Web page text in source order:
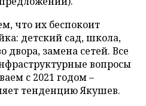
что их беспокоит
детский сад, школа,
двора, замена сетей. Все
вопросы
с 2021 годом –
тенденцию Якушев.